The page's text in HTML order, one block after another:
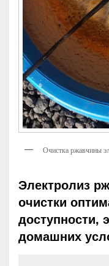
Очистка ржавчины
Электролиз
очистки
доступности,
домашних